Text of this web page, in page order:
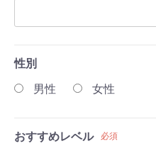
性別
男性
女性
おすすめレベル 必須